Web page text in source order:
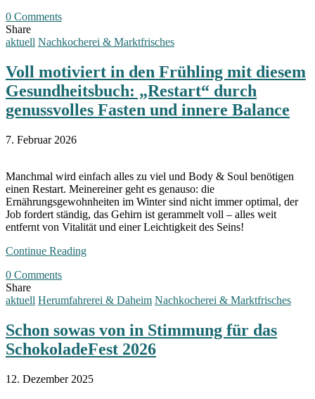
0 Comments
Share
aktuell Nachkocherei & Marktfrisches
Voll motiviert in den Frühling mit diesem
Gesundheitsbuch: „Restart“ durch
genussvolles Fasten und innere Balance
7. Februar 2026
Manchmal wird einfach alles zu viel und Body & Soul benötigen
einen Restart. Meinereiner geht es genauso: die
Ernährungsgewohnheiten im Winter sind nicht immer optimal, der
Job fordert ständig, das Gehirn ist gerammelt voll – alles weit
entfernt von Vitalität und einer Leichtigkeit des Seins!
Continue Reading
0 Comments
Share
aktuell Herumfahrerei & Daheim Nachkocherei & Marktfrisches
Schon sowas von in Stimmung für das
SchokoladeFest 2026
12. Dezember 2025